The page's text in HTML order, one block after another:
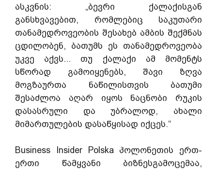
ასკვნის: „ბევრი ქალაქისგან
განსხვავებით, რომლებიც საკუთარი
თანამედროვეობის შესახებ ამბის შექმნას
ცდილობენ, ბათუმს ეს თანამედროვეობა
უკვე აქვს... თუ ქალაქი ამ მომენტს
სწორად გამოიყენებს, შავი ზღვა
მოგზაურთა ნაწილისთვის ბათუმი
შესაძლოა აღარ იყოს ნაცნობი რუკის
დასასრული და უბრალოდ, ახალი
მიმართულების დასაწყისად იქცეს.“
Business Insider Polska პოლონეთის ერთ-
ერთი წამყვანი ბიზნესგამოცემაა,